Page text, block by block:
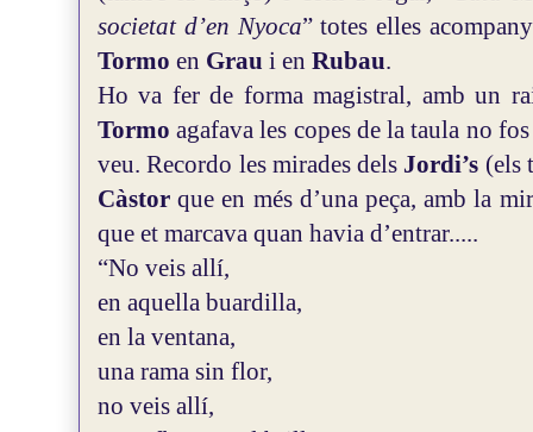
societat d’en Nyoca” totes elles
Tormo en Grau i en Rubau.
Ho va fer de forma magistral, amb un
Tormo agafava les copes de la taula no
veu. Recordo les mirades dels Jordi’s (els
Càstorque en més d’una peça, amb la
que et marcava quan havia d’entrar.....
“No veis allí,
en aquella buardilla,
en la ventana,
una rama sin flor,
no veis allí,